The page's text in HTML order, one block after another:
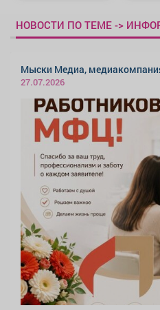
НОВОСТИ ПО ТЕМЕ ->
Мыски Медиа,
27.07.2026